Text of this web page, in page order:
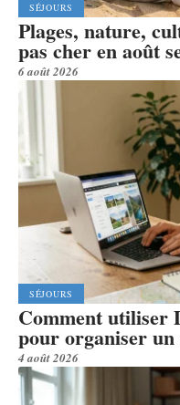
SÉJOURS
Plages, nature,
pas cher en août
6 août 2026
SÉJOURS
Comment utiliser
pour organiser
4 août 2026